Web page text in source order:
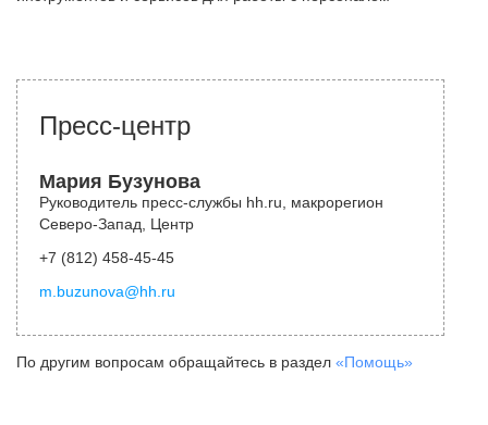
Пресс-центр
Мария Бузунова
Руководитель пресс-службы hh.ru, макрорегион
Северо-Запад, Центр
+7 (812) 458-45-45
m.buzunova@hh.ru
По другим вопросам обращайтесь в раздел «Помощь»